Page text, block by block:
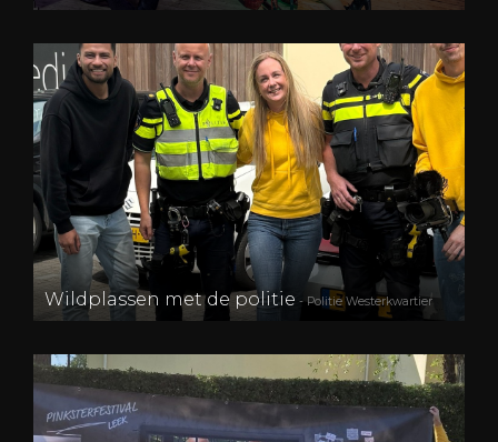
Wildplassen met de politie - Politie Westerkwartier